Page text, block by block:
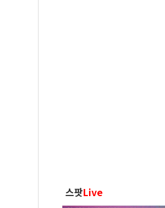
스팟Live